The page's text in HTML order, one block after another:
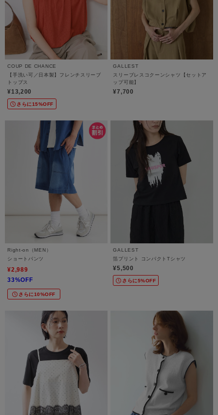
COUP DE CHANCE
【手洗い可／日本製】フレンチスリーブ
トップス
¥13,200
さらに15%OFF
GALLEST
スリーブレスコクーンシャツ【セットア
ップ可能】
¥7,700
Right-on（MEN）
ショートパンツ
¥2,989
33%OFF
さらに10%OFF
GALLEST
箔プリント コンパクトTシャツ
¥5,500
さらに5%OFF